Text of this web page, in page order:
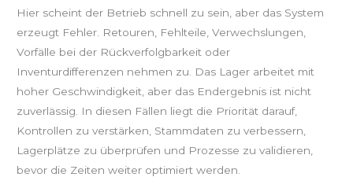
Hier scheint der Betrieb schnell zu sein, aber das System
erzeugt Fehler. Retouren, Fehlteile, Verwechslungen,
Vorfälle bei der Rückverfolgbarkeit oder
Inventurdifferenzen nehmen zu. Das Lager arbeitet mit
hoher Geschwindigkeit, aber das Endergebnis ist nicht
zuverlässig. In diesen Fällen liegt die Priorität darauf,
Kontrollen zu verstärken, Stammdaten zu verbessern,
Lagerplätze zu überprüfen und Prozesse zu validieren,
bevor die Zeiten weiter optimiert werden.